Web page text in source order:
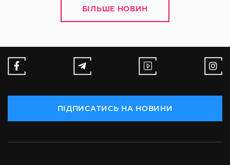
БІЛЬШЕ НОВИН
ПІДПИСАТИСЬ НА НОВИНИ